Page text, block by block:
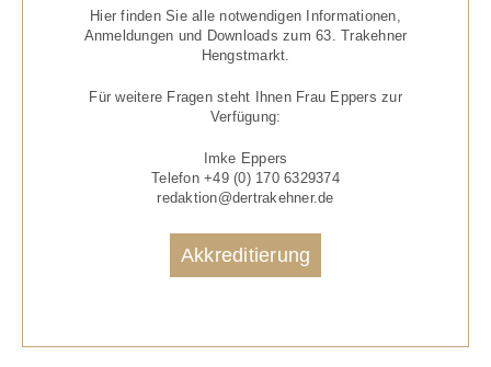
Hier finden Sie alle notwendigen Informationen,
Anmeldungen und Downloads zum 63. Trakehner
Hengstmarkt.
Für weitere Fragen steht Ihnen Frau Eppers zur
Verfügung:
Imke Eppers
Telefon +49 (0) 170 6329374
redaktion@dertrakehner.de
Akkreditierung